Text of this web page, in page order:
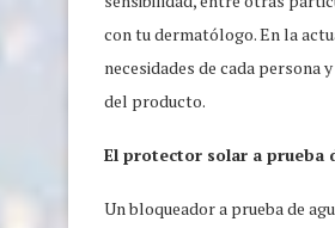
con tu dermatólogo. En la
necesidades de cada
del producto.
El protector solar a prueba
Un bloqueador a prueba de